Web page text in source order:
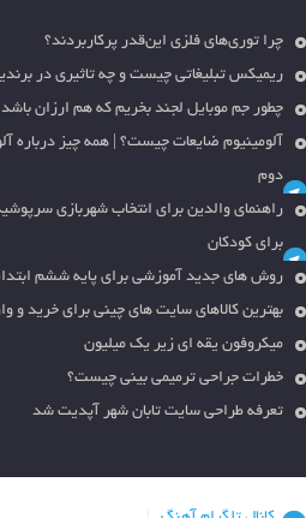
چرا توری‌های فلزی این‌قدر پرکاربردند؟
ریمیکس تبلیغاتی چیست و چه تاثیری در
چطور جم موبایل لجند بخریم که هم ارزان
آلومینیوم ضایعات چیست؟ | همه چیز درباره
دوم
راهنمای والدین برای انتخاب شهربازی
برای کودکان
روش های جدید آموزشی برای پایه ششم
بهترین کالاهای سایت های چینی برای خرید و
میکروفون یقه ای زیر یک میلیون
خطرات جراحی ترمیمی بینی چیست؟
تعرفه طراحی سایت تابان شهر آپدیت شد